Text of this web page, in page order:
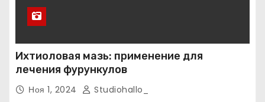
Ихтиоловая мазь: применение для
лечения фурункулов
Ноя 1, 2024 Studiohallo_